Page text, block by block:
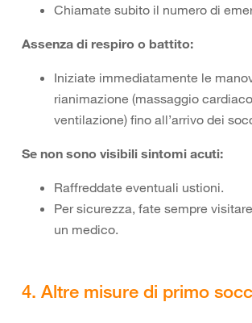
Chiamate subito il numero di
Assenza di respiro o battito:
Iniziate immediatamente le
rianimazione (massaggio
ventilazione) fino all’arrivo dei
Se non sono visibili sintomi acuti:
Raffreddate eventuali ustioni.
Per sicurezza, fate sempre
un medico.
4. Altre misure di primo